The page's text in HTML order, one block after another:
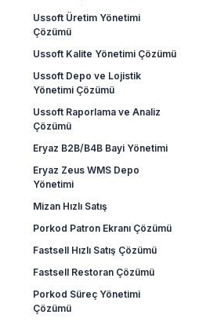
Ussoft Üretim Yönetimi
Çözümü
Ussoft Kalite Yönetimi Çözümü
Ussoft Depo ve Lojistik
Yönetimi Çözümü
Ussoft Raporlama ve Analiz
Çözümü
Eryaz B2B/B4B Bayi Yönetimi
Eryaz Zeus WMS Depo
Yönetimi
Mizan Hızlı Satış
Porkod Patron Ekranı Çözümü
Fastsell Hızlı Satış Çözümü
Fastsell Restoran Çözümü
Porkod Süreç Yönetimi
Çözümü